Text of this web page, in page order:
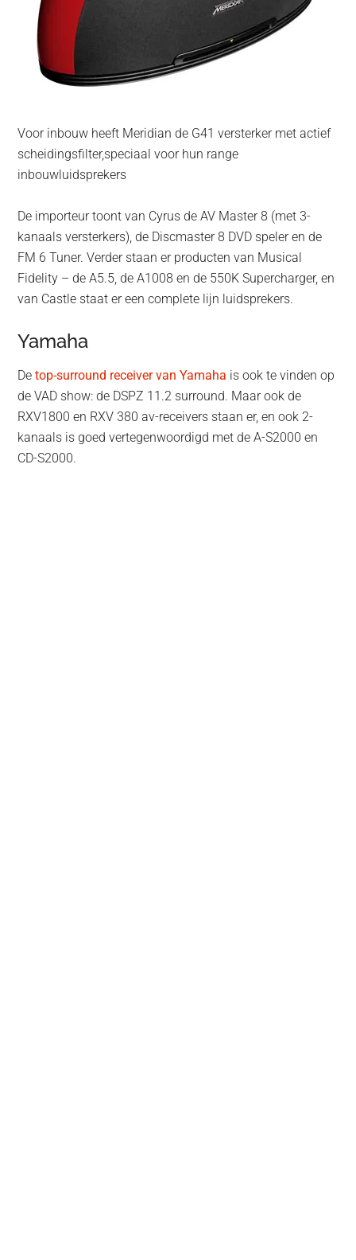
Voor inbouw heeft Meridian de G41 versterker met actief
scheidingsfilter,speciaal voor hun range
inbouwluidsprekers
De importeur toont van Cyrus de AV Master 8 (met 3-
kanaals versterkers), de Discmaster 8 DVD speler en de
FM 6 Tuner. Verder staan er producten van Musical
Fidelity – de A5.5, de A1008 en de 550K Supercharger, en
van Castle staat er een complete lijn luidsprekers.
Yamaha
Detop-surround receiver van Yamaha is ook te vinden op
de VAD show: de DSPZ 11.2 surround. Maar ook de
RXV1800 en RXV 380 av-receivers staan er, en ook 2-
kanaals is goed vertegenwoordigd met de A-S2000 en
CD-S2000.